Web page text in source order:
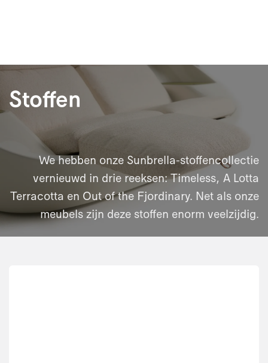
Stoffen
We hebben onze Sunbrella-stoffencollectie
vernieuwd in drie reeksen: Timeless, A Lotta
Terracotta en Out of the Fjordinary. Net als onze
meubels zijn deze stoffen enorm veelzijdig.​